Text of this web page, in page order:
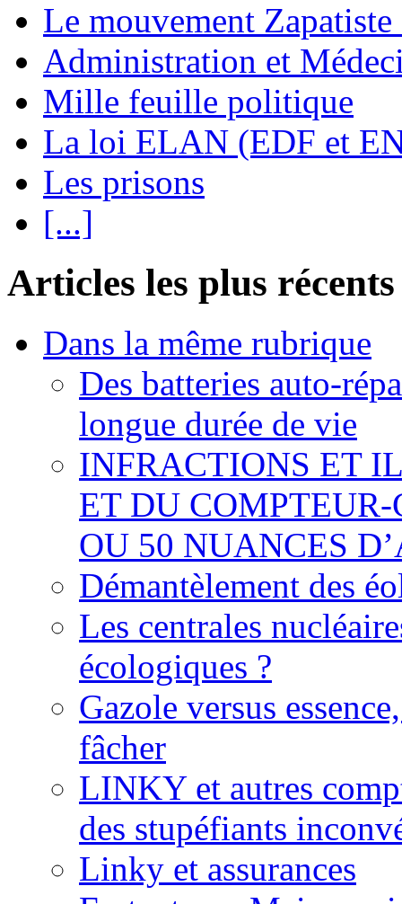
Le mouvement
Administration et
Mille feuille politique
La loi ELAN (EDF et
Les prisons
[...]
Articles les plus récents
Dans la même rubrique
Des batteries auto-
longue durée de vie
INFRACTIONS ET
ET DU
OU 50 NUANCES
Démantèlement des
Les centrales
écologiques ?
Gazole versus
fâcher
LINKY et autres
des stupéfiants
Linky et assurances